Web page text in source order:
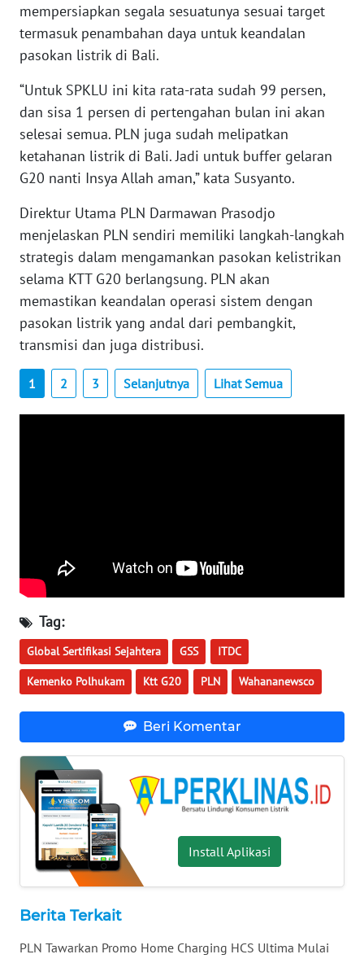
mempersiapkan segala sesuatunya sesuai target
termasuk penambahan daya untuk keandalan
pasokan listrik di Bali.
“Untuk SPKLU ini kita rata-rata sudah 99 persen,
dan sisa 1 persen di pertengahan bulan ini akan
selesai semua. PLN juga sudah melipatkan
ketahanan listrik di Bali. Jadi untuk buffer gelaran
G20 nanti Insya Allah aman,” kata Susyanto.
Direktur Utama PLN Darmawan Prasodjo
menjelaskan PLN sendiri memiliki langkah-langkah
strategis dalam mengamankan pasokan kelistrikan
selama KTT G20 berlangsung. PLN akan
memastikan keandalan operasi sistem dengan
pasokan listrik yang andal dari pembangkit,
transmisi dan juga distribusi.
1 2 3 Selanjutnya Lihat Semua
Tag:
Global Sertifikasi Sejahtera GSS ITDC
Kemenko Polhukam Ktt G20 PLN Wahananewsco
Beri Komentar
Install Aplikasi
Berita Terkait
PLN Tawarkan Promo Home Charging HCS Ultima Mulai
WN
NTB
WN
SULBAR
BABEL
WN
SUMBAR
WN
SUMSEL
JATENG
NUSANTARA
WN
JOGJA
WN
BALI
WN
KALBAR
WN